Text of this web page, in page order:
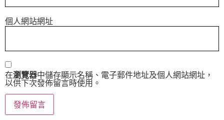
個人網站網址
在瀏覽器中儲存顯示名稱、電子郵件地址及個人網站網址，
以供下次發佈留言時使用。